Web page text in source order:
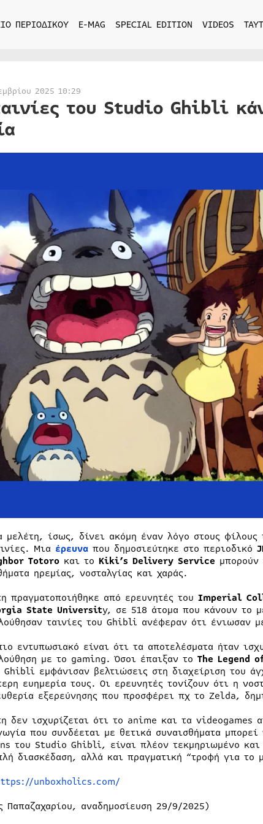
ΠΕΡΙΟΔΙΚΟΥ E-MAG SPECIAL EDITION VIDEOS
2025 10:29
του Studio Ghibli
μελέτη, ίσως, δίνει ακόμη έναν λόγο στους φίλους
Μια έρευναπου δημοσιεύτηκε στο περιοδικό
Totoroκαι το Kiki’s Delivery Service
ηρεμίας, νοσταλγίας και χαράς.
πραγματοποιήθηκε από ερευνητές του Imperial
State University, σε 518 άτομα που κάνουν το
ταινίες του Ghibli ανέφεραν ότι ένιωσαν
εντυπωσιακό είναι ότι τα αποτελέσματα ήταν
με το gaming. Όσοι έπαιξαν το The Legend
Ghibli εμφάνισαν βελτιώσεις στη διαχείριση του
ευημερία τους. Οι ερευνητές τονίζουν ότι η
εξερεύνησης που προσφέρει πχ το Zelda,
δεν ισχυρίζεται ότι το anime και τα videogames
που συνδέεται με θετικά συναισθήματα
του Studio Ghibli, είναι πλέον τεκμηριωμένο και
διασκέδαση, αλλά και πραγματική “τροφή για το
unboxholics.com/
Παπαζαχαρίου, αναδημοσίευση 29/9/2025)